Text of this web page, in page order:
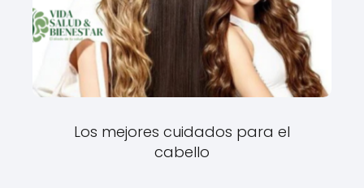
Los mejores cuidados para el
cabello